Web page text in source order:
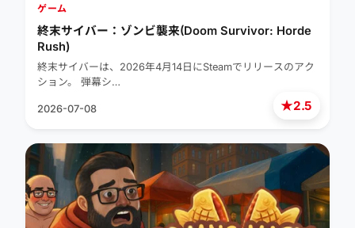
★2.5
ゲーム
終末サイバー：ゾンビ襲来(Doom Survivor: Horde
Rush)
終末サイバーは、2026年4月14日にSteamでリリースのアク
ション。 弾幕シ…
2026-07-08